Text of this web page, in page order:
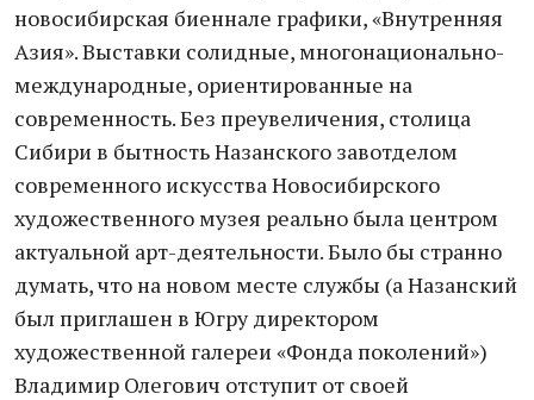
новосибирская биеннале графики, «Внутренняя
Азия». Выставки солидные, многонационально-
международные, ориентированные на
современность. Без преувеличения, столица
Сибири в бытность Назанского завотделом
современного искусства Новосибирского
художественного музея реально была центром
актуальной арт-деятельности. Было бы странно
думать, что на новом месте службы (а Назанский
был приглашен в Югру директором
художественной галереи «Фонда поколений»)
Владимир Олегович отступит от своей